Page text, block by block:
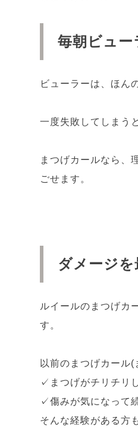
毎朝ビュ
ビューラーは、ほん
一度失敗してしまう
まつげカールなら、
ごせます。
ダメージ
ルイールのまつげカ
す。
以前のまつげカール
✓まつげがチリチリ
✓傷みが気になって
そんな経験がある方